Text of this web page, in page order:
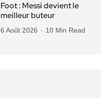
Foot : Messi devient le
meilleur buteur
6 Août 2026 10 Min Read